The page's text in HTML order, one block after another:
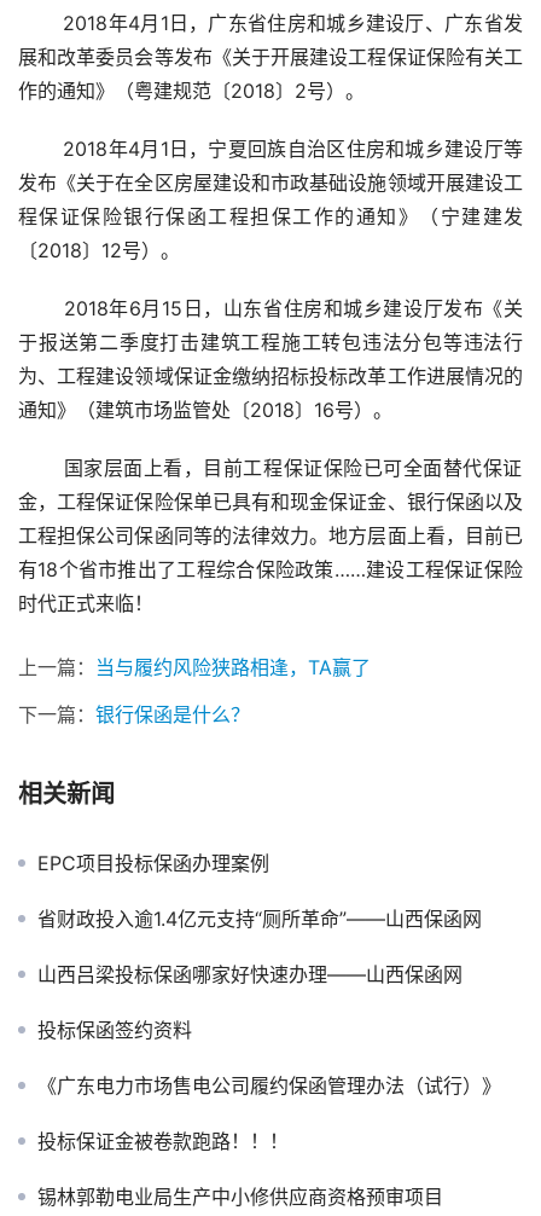
展和改革委员会等发布《关于开展建设工程保证保险有关工
作的通知》（粤建规范〔2018〕2号）。
发布《关于在全区房屋建设和市政基础设施领域开展建设工
程保证保险银行保函工程担保工作的通知》（宁建建发
〔2018〕12号）。
于报送第二季度打击建筑工程施工转包违法分包等违法行
为、工程建设领域保证金缴纳招标投标改革工作进展情况的
通知》（建筑市场监管处〔2018〕16号）。
金，工程保证保险保单已具有和现金保证金、银行保函以及
工程担保公司保函同等的法律效力。地方层面上看，目前已
有18个省市推出了工程综合保险政策……建设工程保证保险
上一篇： 当与履约风险狭路相逢，TA赢了
下一篇： 银行保函是什么？
相关新闻
EPC项目投标保函办理案例
省财政投入逾1.4亿元支持“厕所革命”——山西保函网
山西吕梁投标保函哪家好快速办理——山西保函网
投标保函签约资料
《广东电力市场售电公司履约保函管理办法（试行）》
投标保证金被卷款跑路！！！
锡林郭勒电业局生产中小修供应商资格预审项目